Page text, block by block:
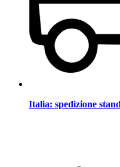
Italia: spedizione